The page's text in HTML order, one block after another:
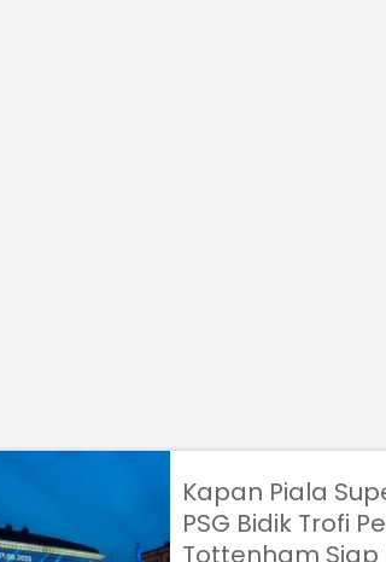
Kapan Piala
PSG Bidik Trofi
Tottenham Siap